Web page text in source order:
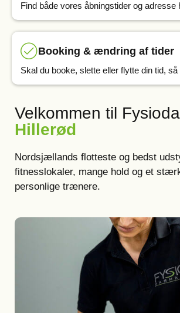
Find både vores åbningstider og adresse
Booking & ændring af tider
Skal du booke, slette eller flytte din tid,
Velkommen til
Hillerød
Nordsjællands flotteste og bedst
fitnesslokaler, mange hold og et
personlige trænere.